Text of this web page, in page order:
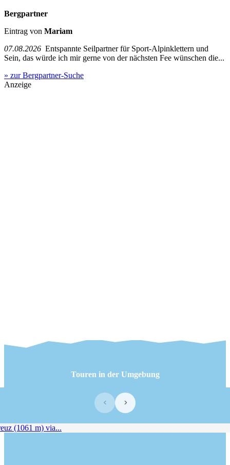
Bergpartner
Eintrag von Mariam
07.08.2026 Entspannte Seilpartner für Sport-Alpinklettern und
Sein, das würde ich mir gerne von der nächsten Fee wünschen die...
» zur Bergpartner-Suche
Anzeige
Touren in der Umgebung
‹ ›